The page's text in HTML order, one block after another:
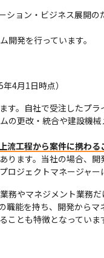
ョン・ビジネス展開
発を行っています。
4月1日時点）
。自社で受注したプ
更改・統合や建設機
流工程から案件に携わる
ります。当社の場合、
ジェクトマネージャー
やマネジメント業務
能を持ち、開発からマ
とも特徴となっていま